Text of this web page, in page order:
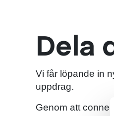
Dela
Vi får löpande in
uppdrag.
Genom att